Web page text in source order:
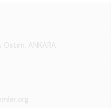
Ostim, ANKARA